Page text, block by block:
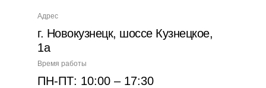
Время работы
ПН-ПТ: 10:00 – 17:30
Адрес
г. Новокузнецк, шоссе Кузнецкое,
1а